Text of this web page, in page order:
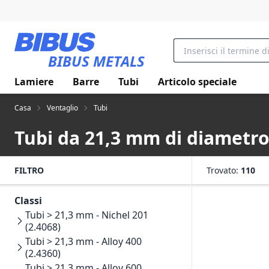
BIBUS METALS
Lamiere Barre Tubi Articolo speciale
Casa Ventaglio Tubi
Tubi da 21,3 mm di diametro
FILTRO
Classi
Tubi > 21,3 mm - Nichel 201
(2.4068)
Tubi > 21,3 mm - Alloy 400
(2.4360)
Trovato: 110